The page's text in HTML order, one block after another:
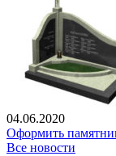
04.06.2020
Оформить
Все новости